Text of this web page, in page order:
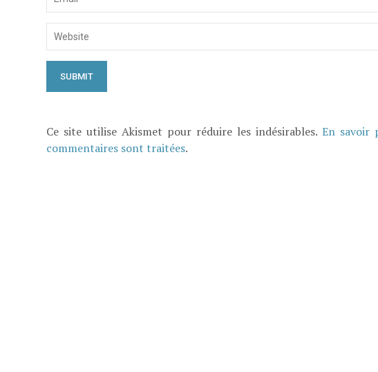
Ce site utilise Akismet pour réduire les indésirables.En savoir
commentaires sont traitées.